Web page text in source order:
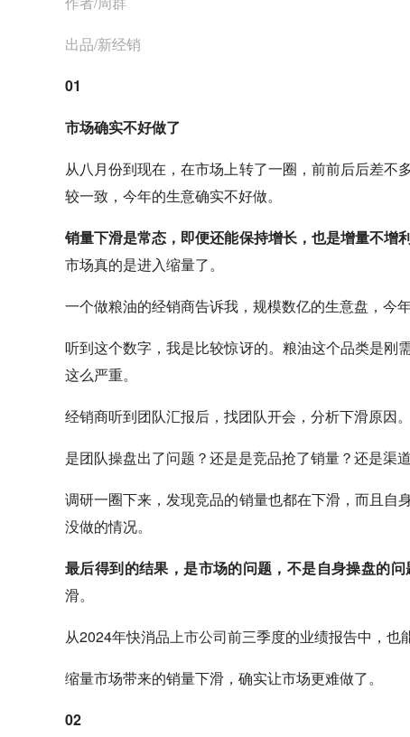
出品/新经销
01
市场确实不好做了
从八月份到现在，在市场上转了一圈，前前后后差不
较一致，今年的生意确实不好做。
销量下滑是常态，即便还能保持增长，也是增量不增
市场真的是进入缩量了。
一个做粮油的经销商告诉我，规模数亿的生意盘，今
听到这个数字，我是比较惊讶的。粮油这个品类是刚
这么严重。
经销商听到团队汇报后，找团队开会，分析下滑原因。
是团队操盘出了问题？还是是竞品抢了销量？还是渠
调研一圈下来，发现竞品的销量也都在下滑，而且自
没做的情况。
最后得到的结果，是市场的问题，不是自身操盘的问
滑。
从2024年快消品上市公司前三季度的业绩报告中，也
缩量市场带来的销量下滑，确实让市场更难做了。
02